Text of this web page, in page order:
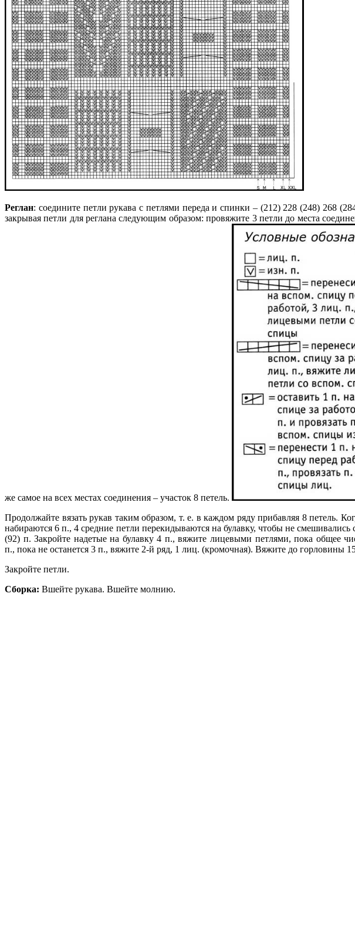
Реглан: соедините петли рукава с петлями переда и спинки – (212) 228 (248) 268
закрывая петли для реглана следующим образом: провяжите 3 петли до места
же самое на всех местах соединения – участок 8 петель.
Продолжайте вязать рукав таким образом, т. е. в каждом ряду прибавляя 8 петель.
набираются 6 п., 4 средние петли перекидываются на булавку, чтобы не
(92) п. Закройте надетые на булавку 4 п., вяжите лицевыми петлями, пока общее
п., пока не останется 3 п., вяжите 2-й ряд, 1 лиц. (кромочная). Вяжите до горловины
Закройте петли.
Сборка: Вшейте рукава. Вшейте молнию.